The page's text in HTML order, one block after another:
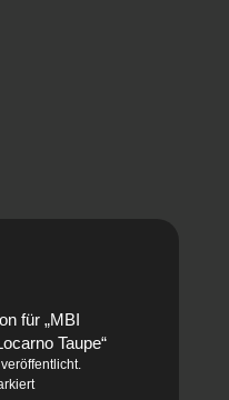
für „MBI
Taupe“